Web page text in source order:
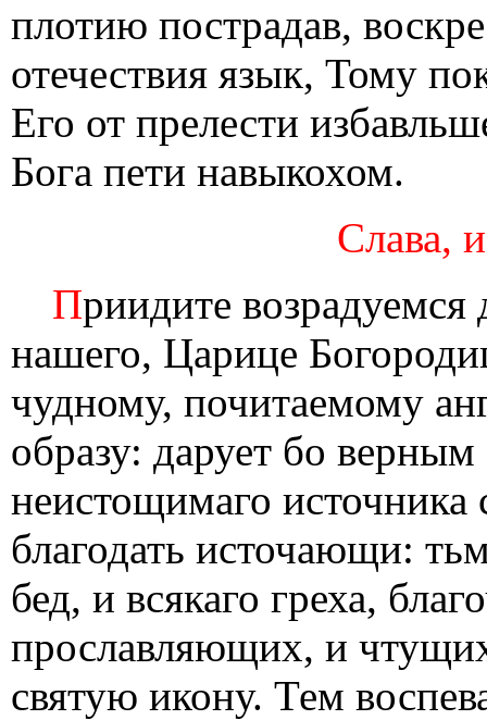
плотию пострадав,
отечествия язык, Тому
Его от прелести
Бога пети навыкохом.
Слава,
Приидите возрадуемся
нашего, Царице
чудному, почитаемому
образу: дарует бо
неистощимаго
благодать источающи:
бед, и всякаго греха,
прославляющих, и
святую икону. Тем